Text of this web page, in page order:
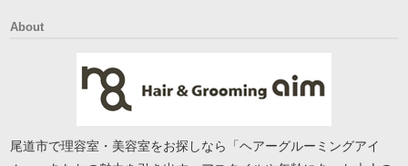
About
尾道市で理容室・美容室をお探しなら「ヘアーグルーミングアイ